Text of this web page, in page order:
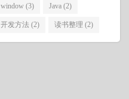
window (3) Java (2)
开发方法 (2) 读书整理 (2)